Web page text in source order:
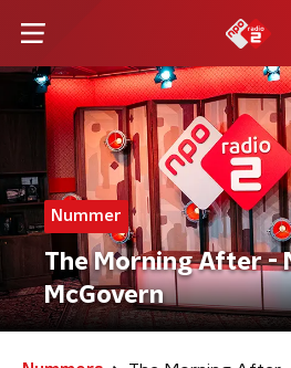
Nummer
The Morning After -
McGovern